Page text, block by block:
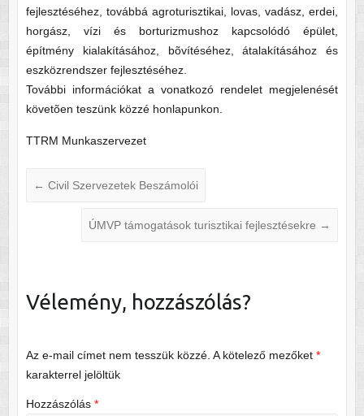
fejlesztéséhez, továbbá agroturisztikai, lovas, vadász, erdei,
horgász, vízi és borturizmushoz kapcsolódó épület,
építmény kialakításához, bõvítéséhez, átalakításához és
eszközrendszer fejlesztéséhez.
További információkat a vonatkozó rendelet megjelenését
követõen teszünk közzé honlapunkon.
TTRM Munkaszervezet
← Civil Szervezetek Beszámolói
ÚMVP támogatások turisztikai fejlesztésekre →
Vélemény, hozzászólás?
Az e-mail címet nem tesszük közzé. A kötelező mezőket *
karakterrel jelöltük
Hozzászólás *